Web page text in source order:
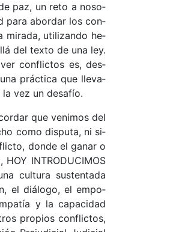
pa­z, un re­to a no­so­
pa­ra abor­dar los con­
mi­ra­da, uti­li­zan­do he­
del tex­to de una le­y.
con­flic­tos es, des­
prác­ti­ca que lle­va­
vez un de­sa­fío.
que ve­ni­mos del
co­mo dis­pu­ta, ni si­
don­de el ga­nar o
IN­TRO­DU­CI­MOS
cul­tu­ra sus­ten­ta­da
el diá­lo­go, el em­po­
y la ca­pa­ci­dad
pro­pios con­flic­to­s,